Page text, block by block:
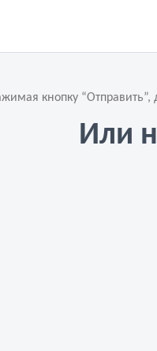
кнопку “Отправить”,
Или